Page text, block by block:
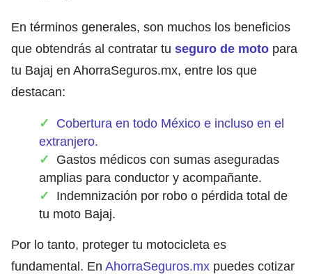
En términos generales, son muchos los beneficios
que obtendrás al contratar tu seguro de moto para
tu Bajaj en AhorraSeguros.mx, entre los que
destacan:
Cobertura en todo México e incluso en el
extranjero.
Gastos médicos con sumas aseguradas
amplias para conductor y acompañante.
Indemnización por robo o pérdida total de
tu moto Bajaj.
Por lo tanto, proteger tu motocicleta es
fundamental. En AhorraSeguros.mx puedes cotizar